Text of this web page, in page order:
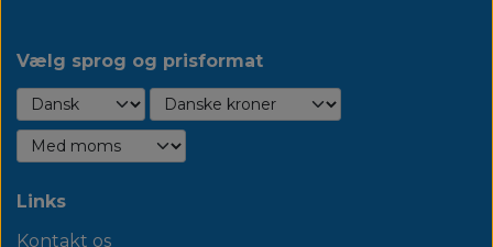
Vælg sprog og prisformat
Links
Kontakt os